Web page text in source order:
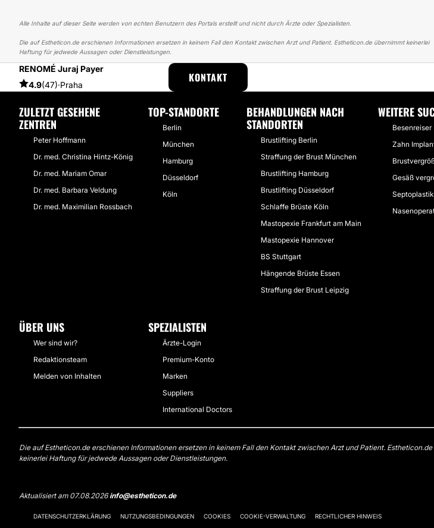
Alle Inhalte auf dieser Seite werden von echten Benutzern des Portals erstellt und nicht durch Ärzte oder Spezialisten.
Die auf Estheticon.de erschienen Informationen ersetzen in keinem Fall den Kontakt zwischen Arzt und Patient. Estheticon.de übernimmt keinerlei
Haftung für jedwede Aussagen oder Dienstleistungen.
RENOMÉ Juraj Payer
4.9(47)·Praha
KONTAKT
ESTHETICON ERFAHRUNGSBERICHTE ERFAHRUNGSBERICHTE ÜBER BRUSTSTRAFFUNG
ZULETZT GESEHENE
ZENTREN
Peter Hoffmann
Dr. med. Christina Hintz-König
Dr. med. Mariam Omar
Dr. med. Barbara Veldung
Dr. med. Maximilian Rossbach
TOP-STANDORTE
Berlin
München
Hamburg
Düsseldorf
Köln
BEHANDLUNGEN NACH
STANDORTEN
Brustlifting Berlin
Straffung der Brust München
Brustlifting Hamburg
Brustlifting Düsseldorf
Schlaffe Brüste Köln
Mastopexie Frankfurt am Main
Mastopexie Hannover
BS Stuttgart
Hängende Brüste Essen
Straffung der Brust Leipzig
WEITERE
Besenreiser
Zahn
Gesäß
Septoplastik
ÜBER UNS
Wer sind wir?
Redaktionsteam
Melden von Inhalten
SPEZIALISTEN
Ärzte-Login
Premium-Konto
Marken
Suppliers
International Doctors
Die auf Estheticon.de erschienen Informationen ersetzen in keinem Fall den Kontakt zwischen Arzt und Patient.
keinerlei Haftung für jedwede Aussagen oder Dienstleistungen.
Aktualisiert am 07.08.2026info@estheticon.de
DATENSCHUTZERKLÄRUNG NUTZUNGSBEDINGUNGEN COOKIES COOKIE-VERWALTUNG RECHTLICHER HINWEIS